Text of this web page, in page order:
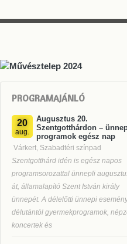
PROGRAMAJÁNLÓ
20
aug.
Augusztus 20.
Szentgotthárdon –
programok egész nap
Várkert, Szabadtéri színpad
Szentgotthárd idén is egész napos
programsorozattal ünnepli
át, államalapító Szent István király
ünnepét. A délelőtti ünnepi
délutántól gyermekprogramok,
koncertek és